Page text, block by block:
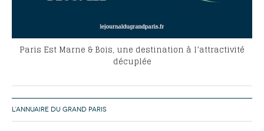
Paris Est Marne & Bois, une destination à l’attractivité
décuplée
L’ANNUAIRE DU GRAND PARIS